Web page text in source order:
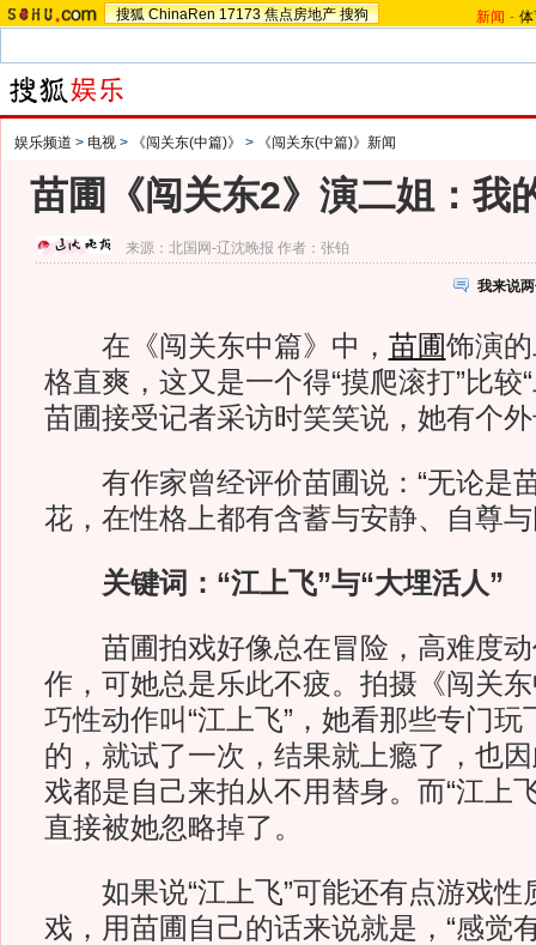
搜狐 ChinaRen 17173 焦点房地产 搜狗 新闻 -
娱乐频道 > 电视 > 《闯关东(中篇)》 > 《闯关东(中篇)》新闻
苗圃《闯关东2》演二姐：我
来源： 北国网-辽沈晚报 作者：张铂
我来说
在《闯关东中篇》中， 苗圃饰演
格直爽，这又是一个得“摸爬滚打”比较
苗圃接受记者采访时笑笑说，她有个外
有作家曾经评价苗圃说：“无论是
花，在性格上都有含蓄与安静、自尊
关键词：“江上飞”与“大埋活人”
苗圃拍戏好像总在冒险，高难度动
作，可她总是乐此不疲。拍摄《闯关
巧性动作叫“江上飞”，她看那些专门
的，就试了一次，结果就上瘾了，也因
戏都是自己来拍从不用替身。而“江上
直接被她忽略掉了。
如果说“江上飞”可能还有点游戏性
戏，用苗圃自己的话来说就是，“感觉